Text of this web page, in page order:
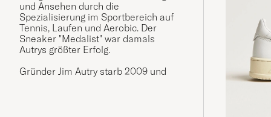
und Ansehen durch die
Spezialisierung im Sportbereich auf
Tennis, Laufen und Aerobic. Der
Sneaker "Medalist" war damals
Autrys größter Erfolg.
Gründer Jim Autry starb 2009 und